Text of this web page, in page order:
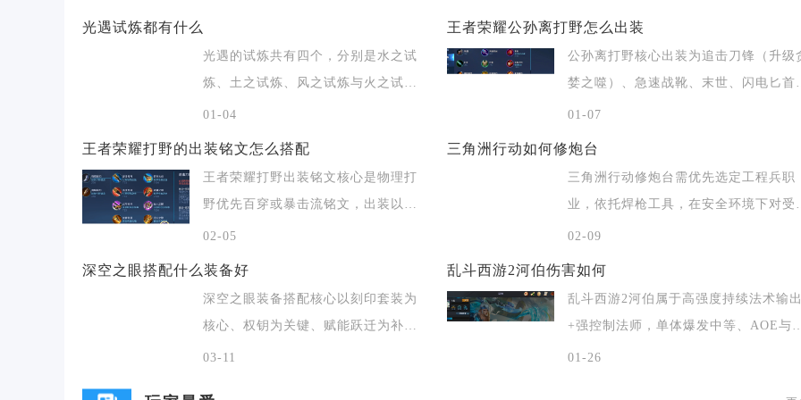
光遇试炼都有什么
光遇的试炼共有四个，分别是水之试
炼、土之试炼、风之试炼与火之试
炼，全部位于晨岛的
01-04
王者荣耀公孙离打野怎么出装
公孙离打野核心出装为追击刀锋（升级
婪之噬）、急速战靴、末世、闪电匕首
破晓、逐
01-07
王者荣耀打野的出装铭文怎么搭配
王者荣耀打野出装铭文核心是物理打
野优先百穿或暴击流铭文，出装以红
刀、暗影战斧为核
02-05
三角洲行动如何修炮台
三角洲行动修炮台需优先选定工程兵职
业，依托焊枪工具，在安全环境下对受
炮台长按互
02-09
深空之眼搭配什么装备好
深空之眼装备搭配核心以刻印套装为
核心、权钥为关键、赋能跃迁为补
强；主C通用毕业选
03-11
乱斗西游2河伯伤害如何
乱斗西游2河伯属于高强度持续法术输出
+强控制法师，单体爆发中等、AOE与
续伤害
01-26